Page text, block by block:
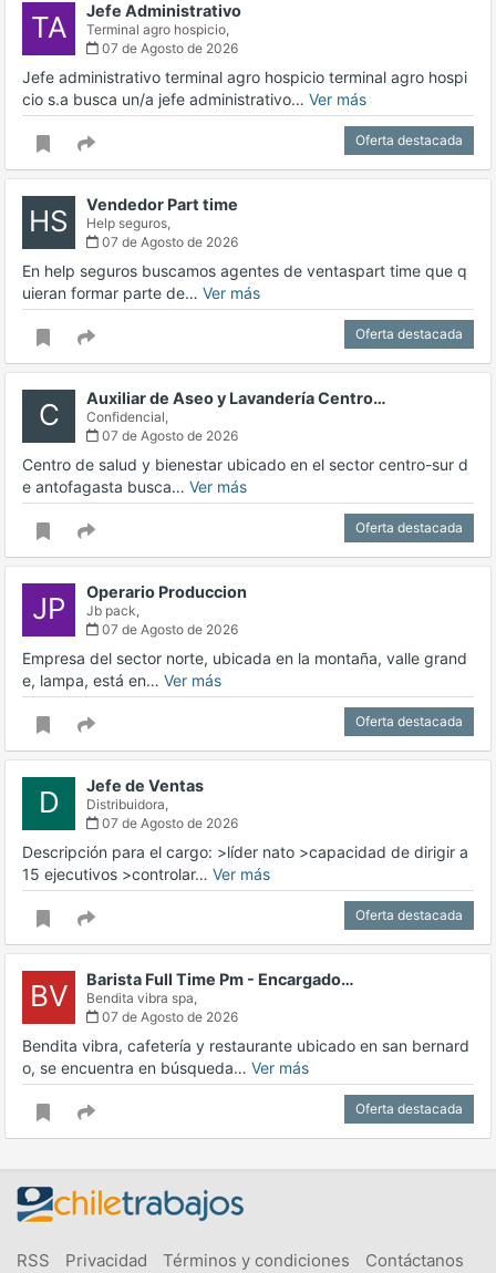
TA Jefe Administrativo
Terminal agro hospicio,
07 de Agosto de 2026
Jefe administrativo terminal agro hospicio terminal agro hospi
cio s.a busca un/a jefe administrativo… Ver más
Oferta destacada
HS Vendedor Part time
Help seguros,
07 de Agosto de 2026
En help seguros buscamos agentes de ventaspart time que q
uieran formar parte de… Ver más
Oferta destacada
C Auxiliar de Aseo y Lavandería Centro…
Confidencial,
07 de Agosto de 2026
Centro de salud y bienestar ubicado en el sector centro-sur d
e antofagasta busca… Ver más
Oferta destacada
JP Operario Produccion
Jb pack,
07 de Agosto de 2026
Empresa del sector norte, ubicada en la montaña, valle grand
e, lampa, está en… Ver más
Oferta destacada
D Jefe de Ventas
Distribuidora,
07 de Agosto de 2026
Descripción para el cargo: >líder nato >capacidad de dirigir a
15 ejecutivos >controlar… Ver más
Oferta destacada
BV Barista Full Time Pm - Encargado…
Bendita vibra spa,
07 de Agosto de 2026
Bendita vibra, cafetería y restaurante ubicado en san bernard
o, se encuentra en búsqueda… Ver más
Oferta destacada
RSS Privacidad Términos y condiciones Contáctanos